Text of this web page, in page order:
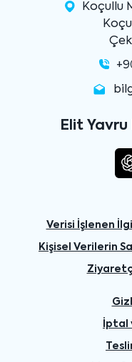
Koçullu
Elit
Verisi İşlenen
Kişisel Verilerin
İptal